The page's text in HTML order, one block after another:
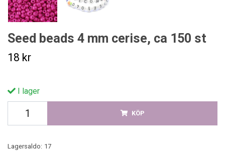
Seed beads 4 mm cerise, ca 150 st
18 kr
I lager
KÖP
Lagersaldo: 17